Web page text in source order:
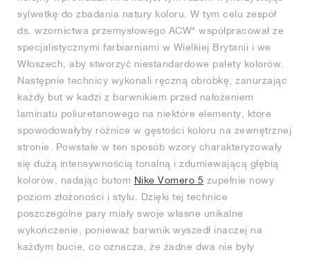
sylwetkę do zbadania natury koloru. W tym celu zespół
ds. wzornictwa przemysłowego ACW* współpracował ze
specjalistycznymi farbiarniami w Wielkiej Brytanii i we
Włoszech, aby stworzyć niestandardowe palety kolorów.
Następnie technicy wykonali ręczną obróbkę, zanurzając
każdy but w kadzi z barwnikiem przed nałożeniem
laminatu poliuretanowego na niektóre elementy, które
spowodowałyby różnice w gęstości koloru na zewnętrznej
stronie. Powstałe w ten sposób wzory charakteryzowały
się dużą intensywnością tonalną i zdumiewającą głębią
kolorów, nadając butom Nike Vomero 5 zupełnie nowy
poziom złożoności i stylu. Dzięki tej technice
poszczególne pary miały swoje własne unikalne
wykończenie, ponieważ barwnik wyszedł inaczej na
każdym bucie, co oznacza, że żadne dwa nie były